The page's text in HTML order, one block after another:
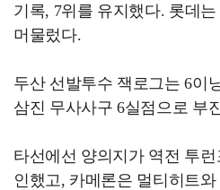
기록, 7위를 유지했다. 롯데는
머물렀다.
두산 선발투수 잭로그는 6이
삼진 무사사구 6실점으로 부
타선에선 양의지가 역전 투
인했고, 카메론은 멀티히트